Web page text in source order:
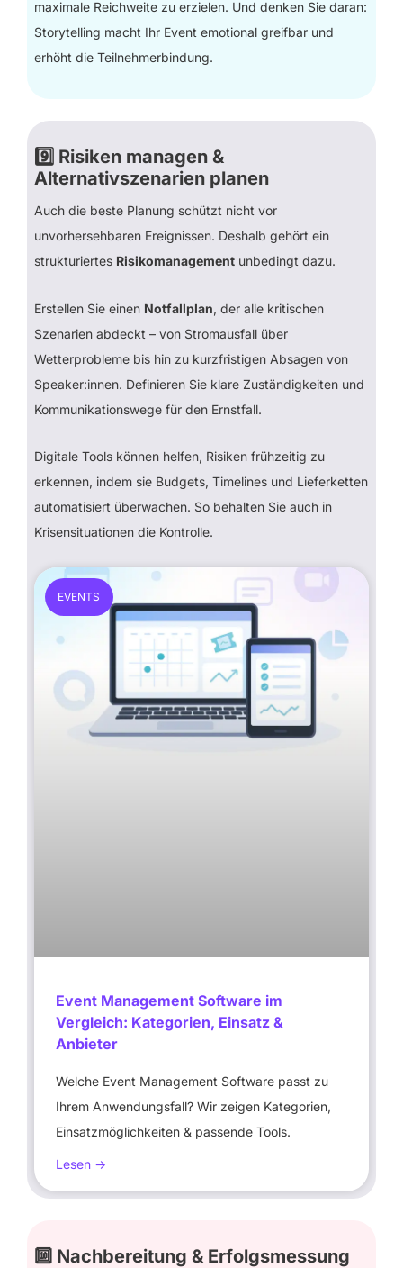
maximale Reichweite zu erzielen. Und denken Sie daran:
Storytelling macht Ihr Event emotional greifbar und
erhöht die Teilnehmerbindung.
9️⃣ Risiken managen &
Alternativszenarien planen
Auch die beste Planung schützt nicht vor
unvorhersehbaren Ereignissen. Deshalb gehört ein
strukturiertes Risikomanagement unbedingt dazu.
Erstellen Sie einen Notfallplan, der alle kritischen
Szenarien abdeckt – von Stromausfall über
Wetterprobleme bis hin zu kurzfristigen Absagen von
Speaker:innen. Definieren Sie klare Zuständigkeiten und
Kommunikationswege für den Ernstfall.
Digitale Tools können helfen, Risiken frühzeitig zu
erkennen, indem sie Budgets, Timelines und Lieferketten
automatisiert überwachen. So behalten Sie auch in
Krisensituationen die Kontrolle.
EVENTS
Event Management Software im
Vergleich: Kategorien, Einsatz &
Anbieter
Welche Event Management Software passt zu
Ihrem Anwendungsfall? Wir zeigen Kategorien,
Einsatzmöglichkeiten & passende Tools.
Lesen ->
🔟 Nachbereitung & Erfolgsmessung